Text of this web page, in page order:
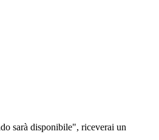
sarà disponibile", riceverai un